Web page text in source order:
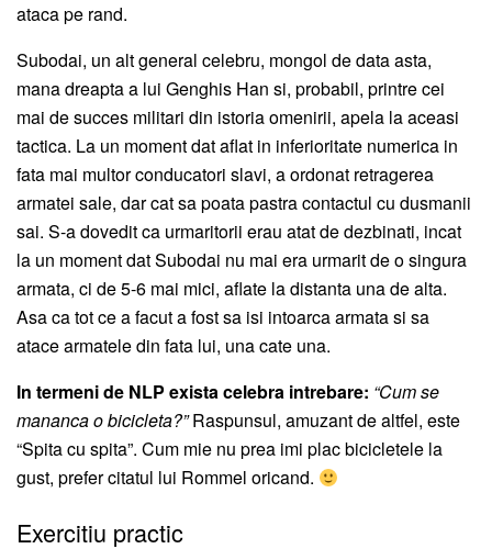
ataca pe rand.
Subodai, un alt general celebru, mongol de data asta,
mana dreapta a lui Genghis Han si, probabil, printre cei
mai de succes militari din istoria omenirii, apela la aceasi
tactica. La un moment dat aflat in inferioritate numerica in
fata mai multor conducatori slavi, a ordonat retragerea
armatei sale, dar cat sa poata pastra contactul cu dusmanii
sai. S-a dovedit ca urmaritorii erau atat de dezbinati, incat
la un moment dat Subodai nu mai era urmarit de o singura
armata, ci de 5-6 mai mici, aflate la distanta una de alta.
Asa ca tot ce a facut a fost sa isi intoarca armata si sa
atace armatele din fata lui, una cate una.
In termeni de NLP exista celebra intrebare: “Cum se
mananca o bicicleta?”Raspunsul, amuzant de altfel, este
“Spita cu spita”. Cum mie nu prea imi plac bicicletele la
gust, prefer citatul lui Rommel oricand.
Exercitiu practic